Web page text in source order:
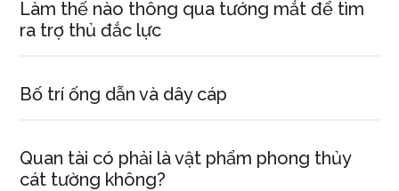
Làm thế nào thông qua tướng mắt để tìm
ra trợ thủ đắc lực
Bố trí ống dẫn và dây cáp
Quan tài có phải là vật phẩm phong thủy
cát tường không?